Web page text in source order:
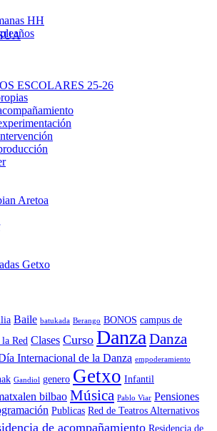
ESCOLARES 25-26
HH
Aretoa
Getxo
Baile batukada Berango BONOS campus de
Red Clases Curso Danza Danza
Internacional de la Danza empoderamiento
Gandiol genero Getxo Infantil
bilbao Música Pablo Viar Pensiones
Publicas Red de Teatros Alternativos
de acompañamiento Residencia de